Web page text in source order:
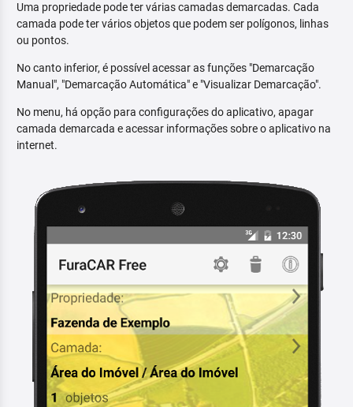
Uma propriedade pode ter várias camadas demarcadas. Cada
camada pode ter vários objetos que podem ser polígonos, linhas
ou pontos.
No canto inferior, é possível acessar as funções "Demarcação
Manual", "Demarcação Automática" e "Visualizar Demarcação".
No menu, há opção para configurações do aplicativo, apagar
camada demarcada e acessar informações sobre o aplicativo na
internet.